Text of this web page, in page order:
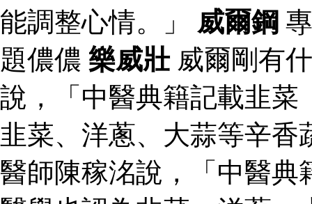
能調整心情。」 威爾鋼
題儂儂 樂威壯威爾剛有
說，「中醫典籍記載韭菜
韭菜、洋蔥、大蒜等辛
醫師陳稼洺說，「中醫典